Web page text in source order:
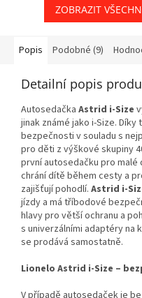
ZOBRAZIT
Popis Podobné (9)
Detailní popis
Autosedačka Astrid i-Size
jinak známé jako i-Size.
bezpečnosti v souladu s
pro děti z výškové skupiny
první autosedačku pro
chrání dítě během cesty a
zajišťují pohodlí. Astrid i-
jízdy a má tříbodové
hlavy pro větší ochranu a
s univerzálními adaptéry na
se prodává samostatně.
Lionelo Astrid i-Size –